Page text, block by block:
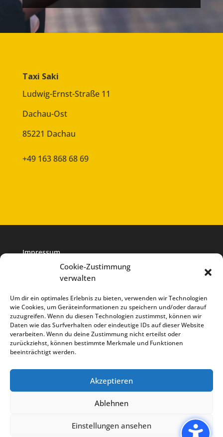
Cookie-Zustimmung
verwalten
Um dir ein optimales Erlebnis zu bieten, verwenden wir Technologien
wie Cookies, um Geräteinformationen zu speichern und/oder darauf
zuzugreifen. Wenn du diesen Technologien zustimmst, können wir
Daten wie das Surfverhalten oder eindeutige IDs auf dieser Website
verarbeiten. Wenn du deine Zustimmung nicht erteilst oder
zurückziehst, können bestimmte Merkmale und Funktionen
beeinträchtigt werden.
Akzeptieren
Ablehnen
Einstellungen ansehen
Taxi Saki
Ludwig-Ernst-Straße 11
Dachau-Ost
85221 Dachau
+49 163 868 68 69
Impressum
Cookie-Richtlinie
Cookie Richtlinie
Taxi Saki English